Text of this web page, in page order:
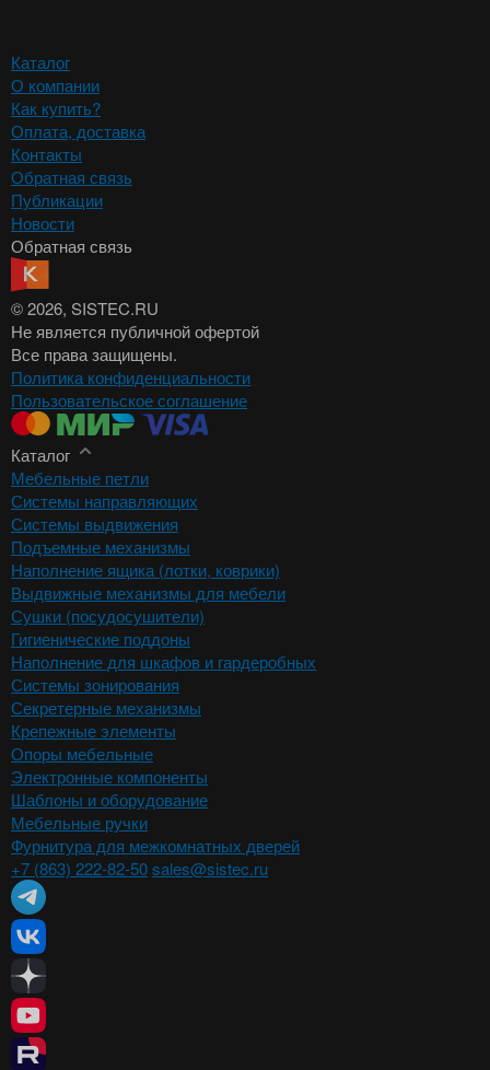
Каталог
О компании
Как купить?
Оплата, доставка
Контакты
Обратная связь
Публикации
Новости
Обратная связь
© 2026, SISTEC.RU
Не является публичной офертой
Все права защищены.
Политика конфиденциальности
Пользовательское соглашение
Каталог
Мебельные петли
Системы направляющих
Системы выдвижения
Подъемные механизмы
Наполнение ящика (лотки, коврики)
Выдвижные механизмы для мебели
Сушки (посудосушители)
Гигиенические поддоны
Наполнение для шкафов и гардеробных
Системы зонирования
Секретерные механизмы
Крепежные элементы
Опоры мебельные
Электронные компоненты
Шаблоны и оборудование
Мебельные ручки
Фурнитура для межкомнатных дверей
+7 (863) 222-82-50sales@sistec.ru